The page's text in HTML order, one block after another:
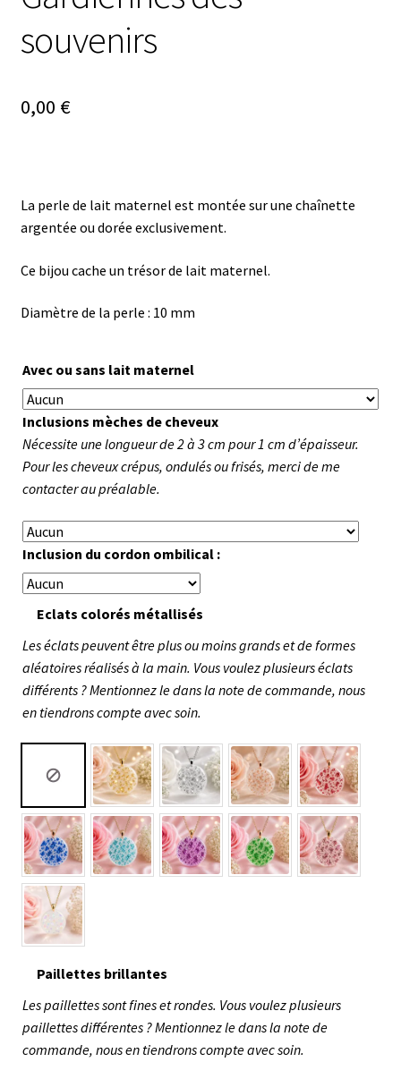
souvenirs
0,00 €
La perle de lait maternel est montée sur une chaînette
argentée ou dorée exclusivement.
Ce bijou cache un trésor de lait maternel.
Diamètre de la perle : 10 mm
Avec ou sans lait maternel
Inclusions mèches de cheveux
Nécessite une longueur de 2 à 3 cm pour 1 cm d’épaisseur.
Pour les cheveux crépus, ondulés ou frisés, merci de me
contacter au préalable.
Inclusion du cordon ombilical :
Eclats colorés métallisés
Les éclats peuvent être plus ou moins grands et de formes
aléatoires réalisés à la main. Vous voulez plusieurs éclats
différents ? Mentionnez le dans la note de commande, nous
en tiendrons compte avec soin.
Paillettes brillantes
Les paillettes sont fines et rondes. Vous voulez plusieurs
paillettes différentes ? Mentionnez le dans la note de
commande, nous en tiendrons compte avec soin.